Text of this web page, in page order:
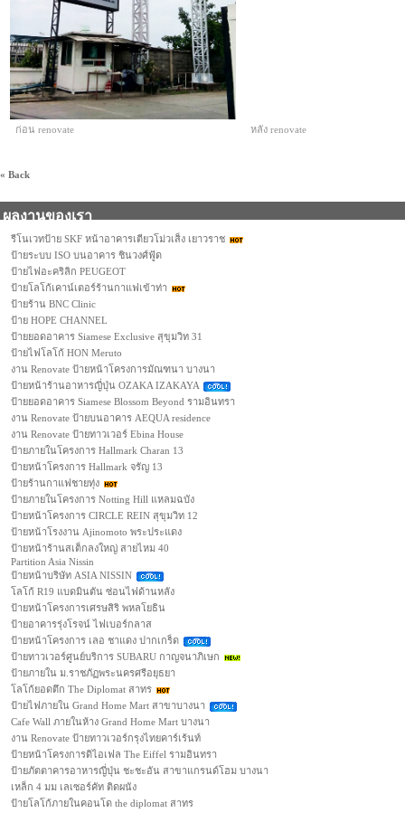
ก่อน renovate หลัง renovate
« Back
ผลงานของเรา
รีโนเวทป้าย SKF หน้าอาคารเตียวโม่วเส็ง เยาวราช
ป้ายระบบ ISO บนอาคาร ชินวงศ์ฟู้ด
ป้ายไฟอะคริลิก PEUGEOT
ป้ายโลโก้เคาน์เตอร์ร้านกาแฟเข้าท่า
ป้ายร้าน BNC Clinic
ป้าย HOPE CHANNEL
ป้ายยอดอาคาร Siamese Exclusive สุขุมวิท 31
ป้ายไฟโลโก้ HON Meruto
งาน Renovate ป้ายหน้าโครงการมัณฑนา บางนา
ป้ายหน้าร้านอาหารญี่ปุ่น OZAKA IZAKAYA
ป้ายยอดอาคาร Siamese Blossom Beyond รามอินทรา
งาน Renovate ป้ายบนอาคาร AEQUA residence
งาน Renovate ป้ายทาวเวอร์ Ebina House
ป้ายภายในโครงการ Hallmark Charan 13
ป้ายหน้าโครงการ Hallmark จรัญ 13
ป้ายร้านกาแฟชายทุ่ง
ป้ายภายในโครงการ Notting Hill แหลมฉบัง
ป้ายหน้าโครงการ CIRCLE REIN สุขุมวิท 12
ป้ายหน้าโรงงาน Ajinomoto พระประแดง
ป้ายหน้าร้านสเต็กลงใหญ่ สายไหม 40
Partition Asia Nissin
ป้ายหน้าบริษัท ASIA NISSIN
โลโก้ R19 แบดมินตัน ซ่อนไฟด้านหลัง
ป้ายหน้าโครงการเศรษสิริ พหลโยธิน
ป้ายอาคารรุ่งโรจน์ ไฟเบอร์กลาส
ป้ายหน้าโครงการ เลอ ชาแดง ปากเกร็ด
ป้ายทาวเวอร์ศูนย์บริการ SUBARU กาญจนาภิเษก
ป้ายภายใน ม.ราชภัฏพระนครศรีอยุธยา
โลโก้ยอดตึก The Diplomat สาทร
ป้ายไฟภายใน Grand Home Mart สาขาบางนา
Cafe Wall ภายในห้าง Grand Home Mart บางนา
งาน Renovate ป้ายทาวเวอร์กรุงไทยคาร์เร้นท์
ป้ายหน้าโครงการดิไอเฟล The Eiffel รามอินทรา
ป้ายภัตตาคารอาหารญี่ปุ่น ชะชะอัน สาขาแกรนด์โฮม บางนา
เหล็ก 4 มม เลเซอร์คัท ติดผนัง
ป้ายโลโก้ภายในคอนโด the diplomat สาทร